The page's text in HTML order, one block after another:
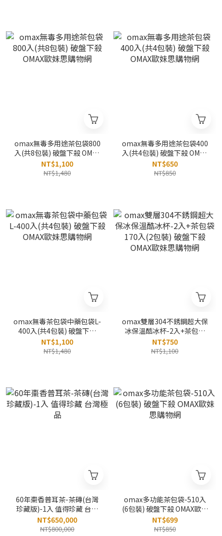
omax無毒多用途茶包袋800
入(共8包裝) 破盤下殺 OMAX
歐妹思購物網
NT$1,100
NT$1,480
omax無毒多用途茶包袋400
入(共4包裝) 破盤下殺 OMAX
歐妹思購物網
NT$650
NT$850
omax無毒茶包袋中藥包袋L-
400入(共4包裝) 破盤下殺
OMAX歐妹思購物網
NT$1,100
NT$1,480
omax雙層304不銹鋼超大保
冰保溫酷冰杯-2入+茶包袋
170入(2包裝) 破盤下殺
OMAX歐妹思購物網
NT$750
NT$1,100
60年棗香普耳茶-茶磚(台灣
珍藏版)-1入 值得珍藏 台灣
極品
NT$650,000
NT$800,000
omax多功能茶包袋-510入
(6包裝) 破盤下殺 OMAX歐妹
思購物網
NT$699
NT$850